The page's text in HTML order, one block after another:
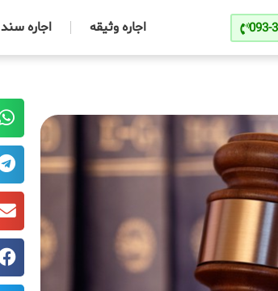
093- اجاره وثیقه اجاره سند